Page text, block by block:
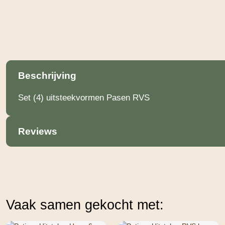
Beschrijving
Set (4) uitsteekvormen Pasen RVS
Reviews
Vaak samen gekocht met: